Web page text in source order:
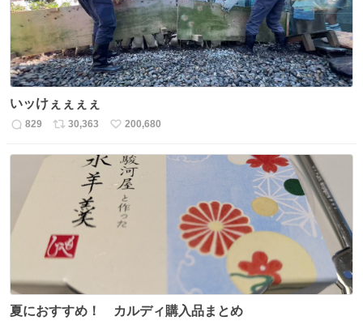
いッけぇぇぇぇ
返
829
リ
30,363
い
ね
数
200,680
夏におすすめ！ カルディ購入品まとめ